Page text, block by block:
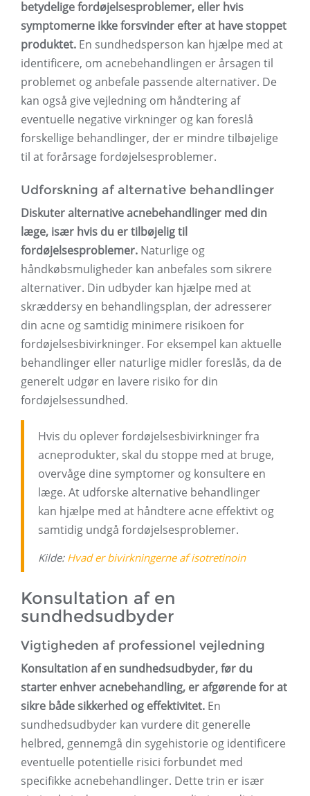
betydelige fordøjelsesproblemer, eller hvis
symptomerne ikke forsvinder efter at have stoppet
produktet. En sundhedsperson kan hjælpe med at
identificere, om acnebehandlingen er årsagen til
problemet og anbefale passende alternativer. De
kan også give vejledning om håndtering af
eventuelle negative virkninger og kan foreslå
forskellige behandlinger, der er mindre tilbøjelige
til at forårsage fordøjelsesproblemer.
Udforskning af alternative behandlinger
Diskuter alternative acnebehandlinger med din
læge, især hvis du er tilbøjelig til
fordøjelsesproblemer. Naturlige og
håndkøbsmuligheder kan anbefales som sikrere
alternativer. Din udbyder kan hjælpe med at
skræddersy en behandlingsplan, der adresserer
din acne og samtidig minimere risikoen for
fordøjelsesbivirkninger. For eksempel kan aktuelle
behandlinger eller naturlige midler foreslås, da de
generelt udgør en lavere risiko for din
fordøjelsessundhed.
Hvis du oplever fordøjelsesbivirkninger fra
acneprodukter, skal du stoppe med at bruge,
overvåge dine symptomer og konsultere en
læge. At udforske alternative behandlinger
kan hjælpe med at håndtere acne effektivt og
samtidig undgå fordøjelsesproblemer.
Kilde: Hvad er bivirkningerne af isotretinoin
Konsultation af en
sundhedsudbyder
Vigtigheden af ​​professionel vejledning
Konsultation af en sundhedsudbyder, før du
starter enhver acnebehandling, er afgørende for at
sikre både sikkerhed og effektivitet. En
sundhedsudbyder kan vurdere dit generelle
helbred, gennemgå din sygehistorie og identificere
eventuelle potentielle risici forbundet med
specifikke acnebehandlinger. Dette trin er især